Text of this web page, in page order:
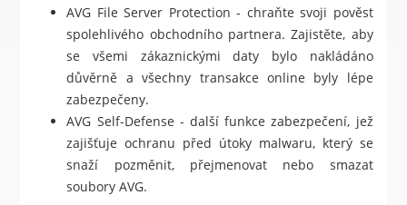
AVG File Server Protection - chraňte svoji pověst
spolehlivého obchodního partnera. Zajistěte, aby
se všemi zákaznickými daty bylo nakládáno
důvěrně a všechny transakce online byly lépe
zabezpečeny.
AVG Self-Defense - další funkce zabezpečení, jež
zajišťuje ochranu před útoky malwaru, který se
snaží pozměnit, přejmenovat nebo smazat
soubory AVG.